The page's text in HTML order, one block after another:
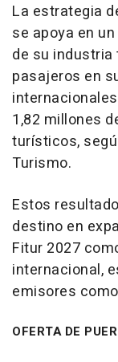
La estrategia
se apoya en
de su
pasajeros en
1,82 millones
turísticos,
Turismo.
Estos
destino en
Fitur 2027
internacional,
emisores
OFERTA DE